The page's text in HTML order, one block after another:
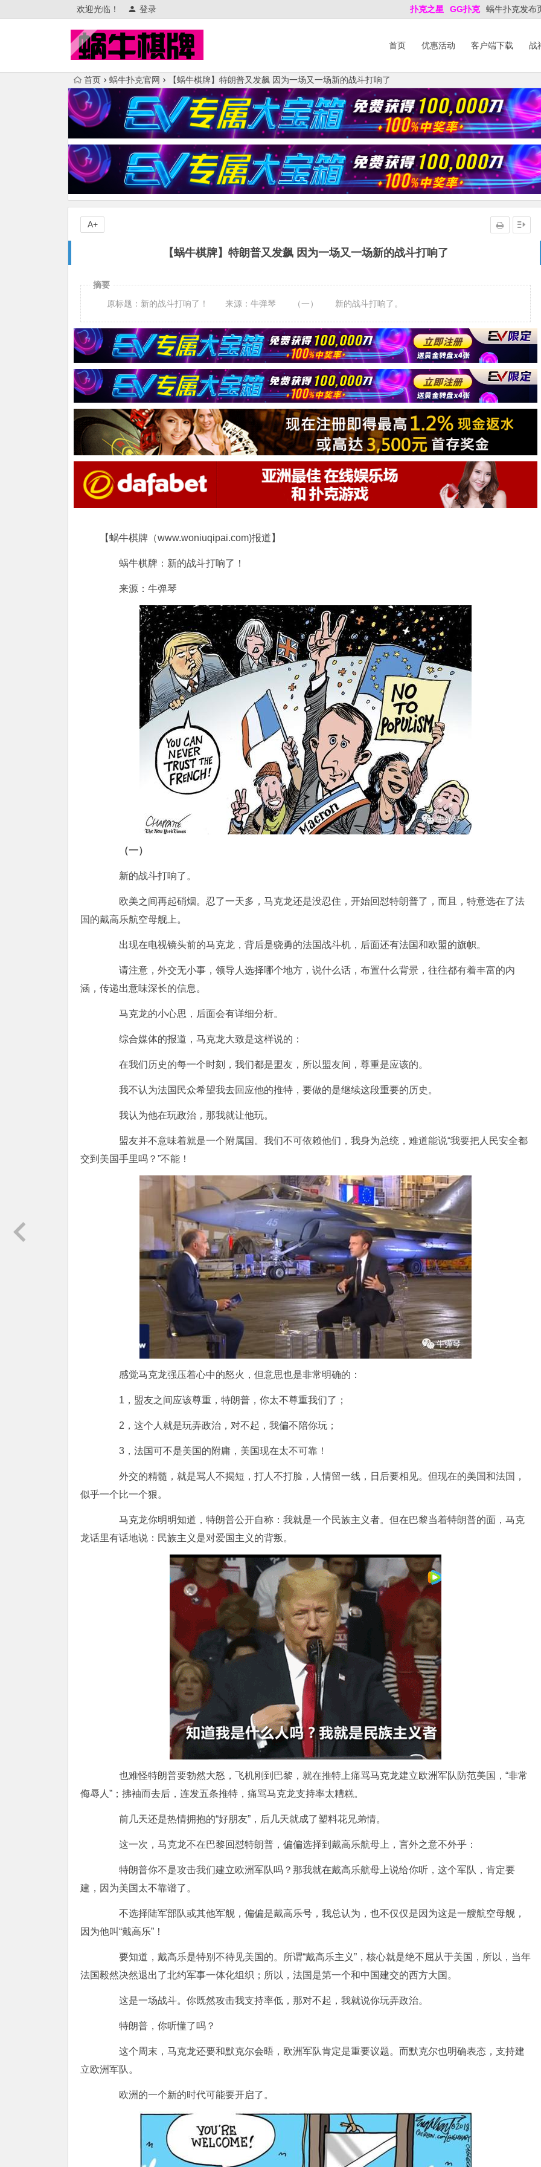
欢迎光临！ 登录 扑克之星 GG扑克 蜗牛扑克发布
首页 优惠活动 客户端下载 战
首页 蜗牛扑克官网 【蜗牛棋牌】特朗普又发飙 因为一场又一场新的战斗打响了
【蜗牛棋牌】特朗普又发飙 因为一场又一场新的战斗打响了
A+
摘要
原标题：新的战斗打响了！ 来源：牛弹琴 （一） 新的战斗打响了。
【蜗牛棋牌（www.woniuqipai.com)报道】
蜗牛棋牌：新的战斗打响了！
来源：牛弹琴
（一）
新的战斗打响了。
欧美之间再起硝烟。忍了一天多，马克龙还是没忍住，开始回怼特朗普了，而且，特意选在了法
国的戴高乐航空母舰上。
出现在电视镜头前的马克龙，背后是骁勇的法国战斗机，后面还有法国和欧盟的旗帜。
请注意，外交无小事，领导人选择哪个地方，说什么话，布置什么背景，往往都有着丰富的内
涵，传递出意味深长的信息。
马克龙的小心思，后面会有详细分析。
综合媒体的报道，马克龙大致是这样说的：
在我们历史的每一个时刻，我们都是盟友，所以盟友间，尊重是应该的。
我不认为法国民众希望我去回应他的推特，要做的是继续这段重要的历史。
我认为他在玩政治，那我就让他玩。
盟友并不意味着就是一个附属国。我们不可依赖他们，我身为总统，难道能说“我要把人民安全都
交到美国手里吗？”不能！
感觉马克龙强压着心中的怒火，但意思也是非常明确的：
1，盟友之间应该尊重，特朗普，你太不尊重我们了；
2，这个人就是玩弄政治，对不起，我偏不陪你玩；
3，法国可不是美国的附庸，美国现在太不可靠！
外交的精髓，就是骂人不揭短，打人不打脸，人情留一线，日后要相见。但现在的美国和法国，
似乎一个比一个狠。
马克龙你明明知道，特朗普公开自称：我就是一个民族主义者。但在巴黎当着特朗普的面，马克
龙话里有话地说：民族主义是对爱国主义的背叛。
也难怪特朗普要勃然大怒，飞机刚到巴黎，就在推特上痛骂马克龙建立欧洲军队防范美国，“非常
侮辱人”；拂袖而去后，连发五条推特，痛骂马克龙支持率太糟糕。
前几天还是热情拥抱的“好朋友”，后几天就成了塑料花兄弟情。
这一次，马克龙不在巴黎回怼特朗普，偏偏选择到戴高乐航母上，言外之意不外乎：
特朗普你不是攻击我们建立欧洲军队吗？那我就在戴高乐航母上说给你听，这个军队，肯定要
建，因为美国太不靠谱了。
不选择陆军部队或其他军舰，偏偏是戴高乐号，我总认为，也不仅仅是因为这是一艘航空母舰，
因为他叫“戴高乐”！
要知道，戴高乐是特别不待见美国的。所谓“戴高乐主义”，核心就是绝不屈从于美国，所以，当年
法国毅然决然退出了北约军事一体化组织；所以，法国是第一个和中国建交的西方大国。
这是一场战斗。你既然攻击我支持率低，那对不起，我就说你玩弄政治。
特朗普，你听懂了吗？
这个周末，马克龙还要和默克尔会晤，欧洲军队肯定是重要议题。而默克尔也明确表态，支持建
立欧洲军队。
欧洲的一个新的时代可能要开启了。